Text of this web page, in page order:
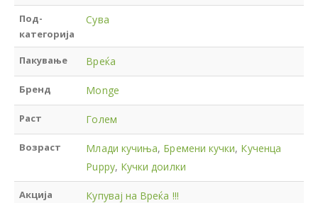
Под-
категорија
Сува
Пакување Вреќа
Бренд Monge
Раст Голем
Возраст Млади кучиња, Бремени кучки, Кученца
Puppy, Кучки доилки
Акција Купувај на Вреќа !!!